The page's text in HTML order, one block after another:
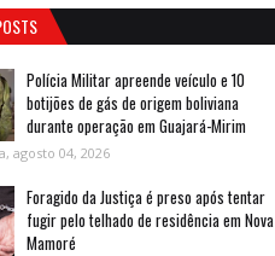
Polícia Militar apreende veículo e 10
botijões de gás de origem boliviana
durante operação em Guajará-Mirim
agosto 04, 2026
Foragido da Justiça é preso após tentar
fugir pelo telhado de residência em Nova
Mamoré